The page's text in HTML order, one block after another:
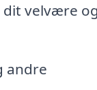
dit velvære og
andre